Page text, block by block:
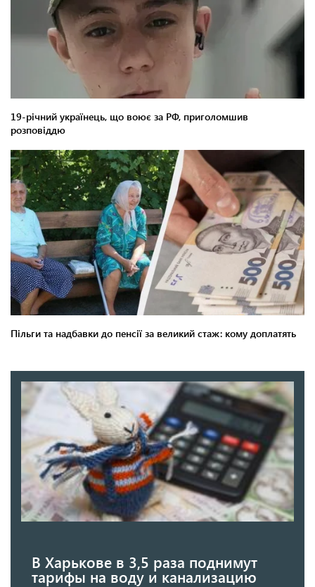
В Харькове в 3,5 раза поднимут
тарифы на воду и канализацию